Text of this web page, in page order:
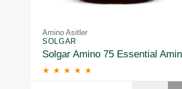
Amino Asitler
SOLGAR
★ ★ ★ ★ ★